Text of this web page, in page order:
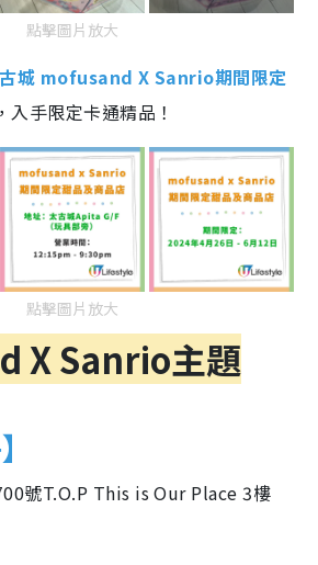
點擊圖片放大
城 mofusand X Sanrio期間限定
入手限定卡通精品！
點擊圖片放大
X Sanrio主題
號T.O.P This is Our Place 3樓